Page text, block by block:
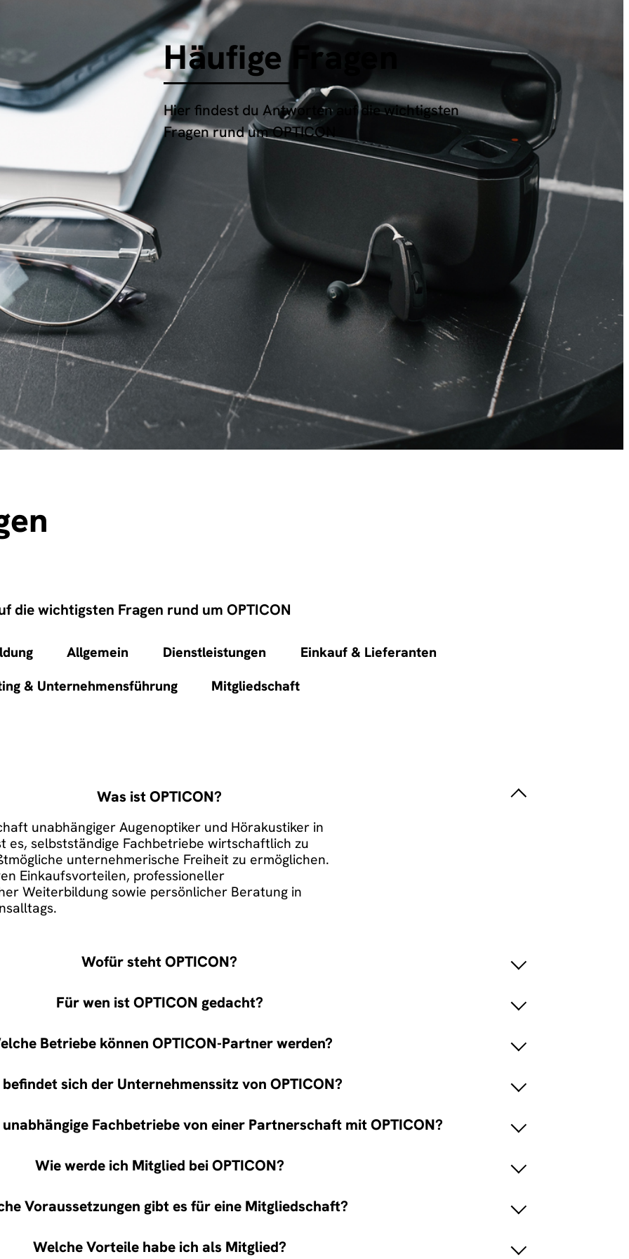
Häufige Fragen
Hier findest du Antworten auf die wichtigsten
Fragen rund um OPTICON
die wichtigsten Fragen rund um OPTICON
Allgemein Dienstleistungen
Einkauf & Lieferanten
& Unternehmensführung
Mitgliedschaft
Was ist OPTICON?
unabhängiger Augenoptiker und Hörakustiker in
es, selbstständige Fachbetriebe wirtschaftlich zu
unternehmerische Freiheit zu ermöglichen.
Einkaufsvorteilen, professioneller
Weiterbildung sowie persönlicher Beratung in
Wofür steht OPTICON?
Für wen ist OPTICON gedacht?
Betriebe können OPTICON-Partner werden?
sich der Unternehmenssitz von OPTICON?
Fachbetriebe von einer Partnerschaft mit OPTICON?
Wie werde ich Mitglied bei OPTICON?
Voraussetzungen gibt es für eine Mitgliedschaft?
Welche Vorteile habe ich als Mitglied?